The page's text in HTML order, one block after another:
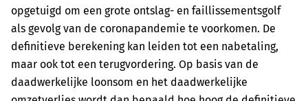
opgetuigd om een grote ontslag- en faillissementsgolf
als gevolg van de coronapandemie te voorkomen. De
definitieve berekening kan leiden tot een nabetaling,
maar ook tot een terugvordering. Op basis van de
daadwerkelijke loonsom en het daadwerkelijke